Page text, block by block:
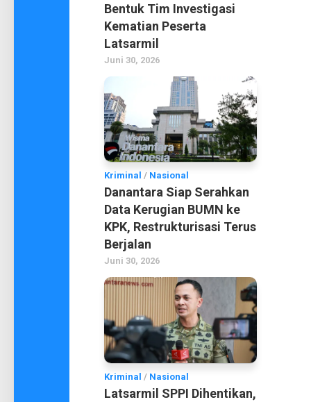
Bentuk Tim Investigasi
Kematian Peserta
Latsarmil
Juni 30, 2026
Kriminal / Nasional
Danantara Siap Serahkan
Data Kerugian BUMN ke
KPK, Restrukturisasi Terus
Berjalan
Juni 30, 2026
Kriminal / Nasional
Latsarmil SPPI Dihentikan,